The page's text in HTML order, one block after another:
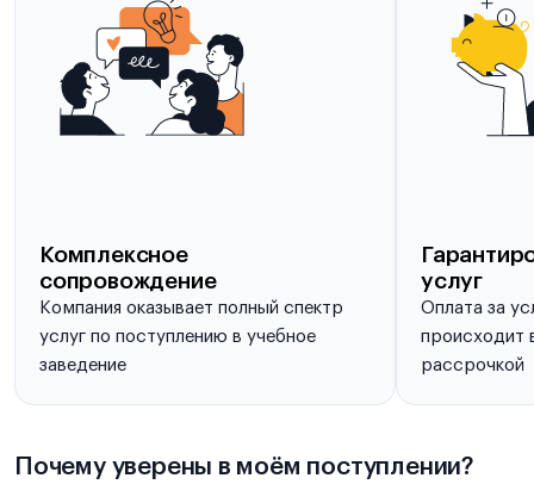
Комплексное
сопровождение
Компания оказывает полный спектр
услуг по поступлению в учебное
заведение
услуг
Оплата за
происходит
рассрочкой
Почему уверены в моём поступлении?